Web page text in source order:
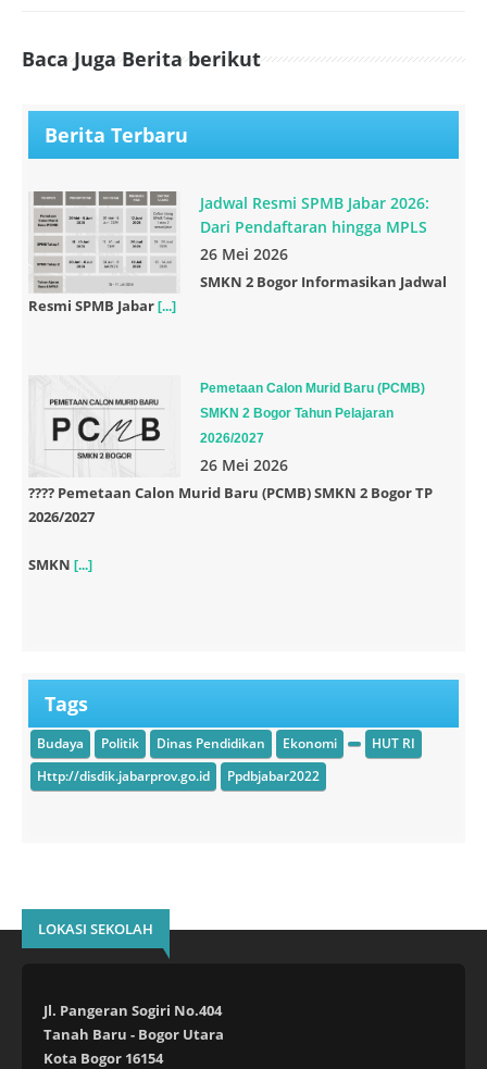
Baca Juga Berita berikut
Berita Terbaru
Jadwal Resmi SPMB Jabar 2026:
Dari Pendaftaran hingga MPLS
26 Mei 2026
SMKN 2 Bogor Informasikan Jadwal
Resmi SPMB Jabar [...]
Pemetaan Calon Murid Baru (PCMB)
SMKN 2 Bogor Tahun Pelajaran
2026/2027
26 Mei 2026
???? Pemetaan Calon Murid Baru (PCMB) SMKN 2 Bogor TP
2026/2027
SMKN [...]
Tags
Budaya Politik Dinas Pendidikan Ekonomi
HUT RI
Http://disdik.jabarprov.go.id
Ppdbjabar2022
LOKASI SEKOLAH
Jl. Pangeran Sogiri No.404
Tanah Baru - Bogor Utara
Kota Bogor 16154